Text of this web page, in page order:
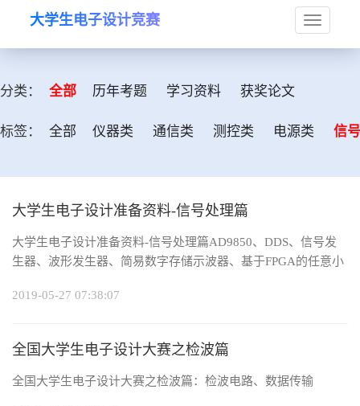
Toggle
大学生电子设计竞赛
分类： 全部 历年考题 学习资料 获奖论文
标签： 全部 仪器类 通信类 测控类 电源类 信
大学生电子设计准备资料-信号处理篇
大学生电子设计准备资料-信号处理篇AD9850、DDS、信号发
生器、波形发生器、简易数字存储示波器、基于FPGA的任意小
2019-05-27 07:38:07
全国大学生电子设计大赛之检波篇
全国大学生电子设计大赛之检波篇：检波电路、数据传输